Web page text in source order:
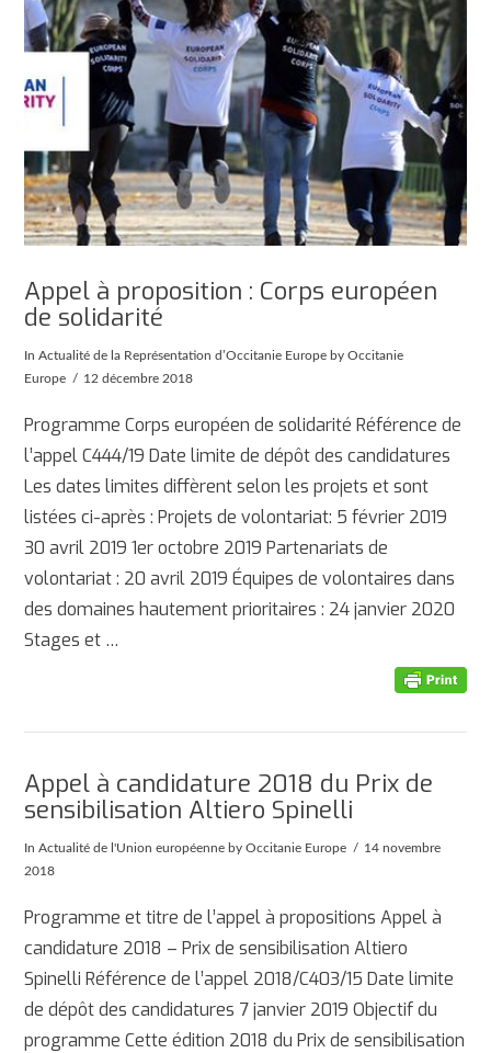
Appel à proposition : Corps européen
de solidarité
InActualité de la Représentation d’Occitanie Europe by Occitanie
Europe
12 décembre 2018
Programme Corps européen de solidarité Référence de
l’appel C444/19 Date limite de dépôt des candidatures
Les dates limites diffèrent selon les projets et sont
listées ci-après : Projets de volontariat: 5 février 2019
30 avril 2019 1er octobre 2019 Partenariats de
volontariat : 20 avril 2019 Équipes de volontaires dans
des domaines hautement prioritaires : 24 janvier 2020
Stages et …
Appel à candidature 2018 du Prix de
sensibilisation Altiero Spinelli
InActualité de l'Union européenne by Occitanie Europe
14 novembre
2018
Programme et titre de l’appel à propositions Appel à
candidature 2018 – Prix de sensibilisation Altiero
Spinelli Référence de l’appel 2018/C403/15 Date limite
de dépôt des candidatures 7 janvier 2019 Objectif du
programme Cette édition 2018 du Prix de sensibilisation